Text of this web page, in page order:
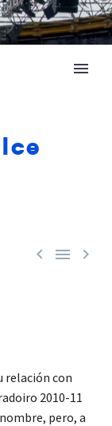
  
relación con
2010-11
pero, a